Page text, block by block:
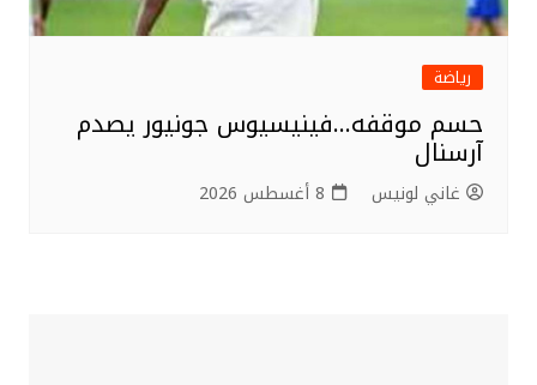
رياضة
حسم موقفه…فينيسيوس جونيور يصدم
آرسنال
غاني لونيس 8 أغسطس 2026